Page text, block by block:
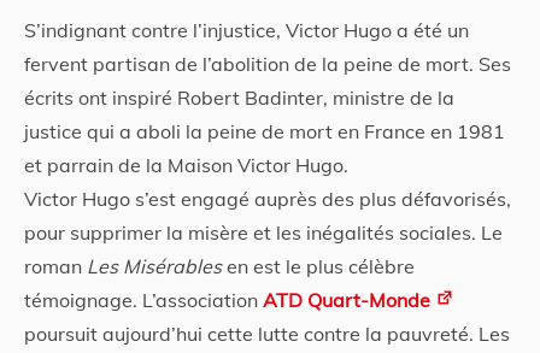
S’indignant contre l’injustice, Victor Hugo a été un
fervent partisan de l’abolition de la peine de mort. Ses
écrits ont inspiré Robert Badinter, ministre de la
justice qui a aboli la peine de mort en France en 1981
et parrain de la Maison Victor Hugo.
Victor Hugo s’est engagé auprès des plus défavorisés,
pour supprimer la misère et les inégalités sociales. Le
roman Les Misérablesen est le plus célèbre
témoignage. L’association ATD Quart-Monde
poursuit aujourd’hui cette lutte contre la pauvreté. Les